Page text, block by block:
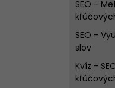
SEO -
SEO -
slov
Kvíz -